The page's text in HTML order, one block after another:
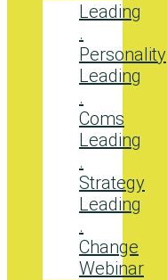
Leading
.
Personality
Leading
.
Coms
Leading
.
Strategy
Leading
.
Change
Webinar